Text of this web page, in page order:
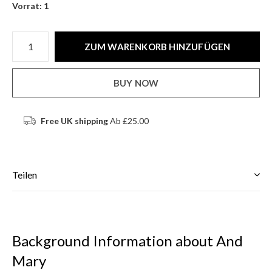
Vorrat: 1
ZUM WARENKORB HINZUFÜGEN
BUY NOW
Free UK shippingAb £25.00
Teilen
Background Information about And
Mary